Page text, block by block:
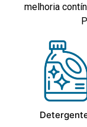
melhoria